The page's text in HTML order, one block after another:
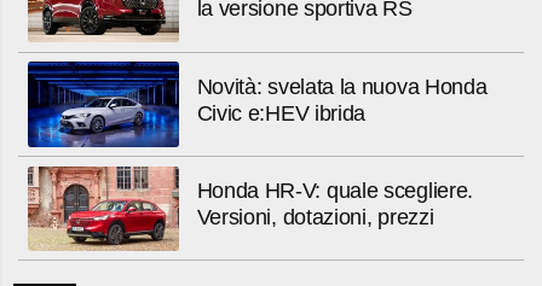
la versione sportiva RS
Novità: svelata la nuova Honda
Civic e:HEV ibrida
Honda HR-V: quale scegliere.
Versioni, dotazioni, prezzi